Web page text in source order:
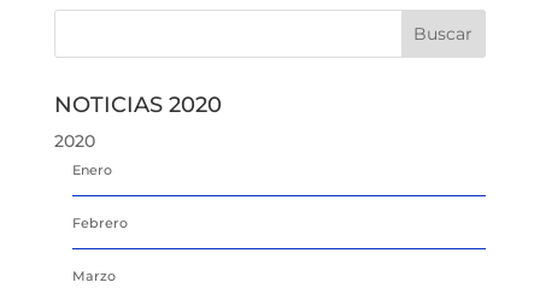
NOTICIAS 2020
2020
Enero
Febrero
Marzo